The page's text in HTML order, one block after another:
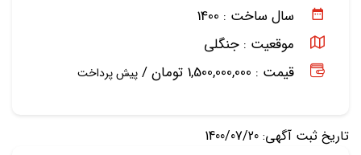
سال ساخت : 1400
موقعیت : جنگلی
قیمت : 1,500,000,000 تومان /
پیش پرداخت
تاریخ ثبت آگهی: 1400/07/20